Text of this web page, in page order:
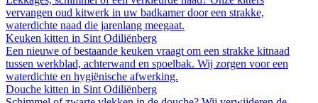
vervangen oud kitwerk in uw badkamer door een strakke,
waterdichte naad die jarenlang meegaat.
Keuken kitten in Sint Odiliënberg
Een nieuwe of bestaande keuken vraagt om een strakke kitnaad
tussen werkblad, achterwand en spoelbak. Wij zorgen voor een
waterdichte en hygiënische afwerking.
Douche kitten in Sint Odiliënberg